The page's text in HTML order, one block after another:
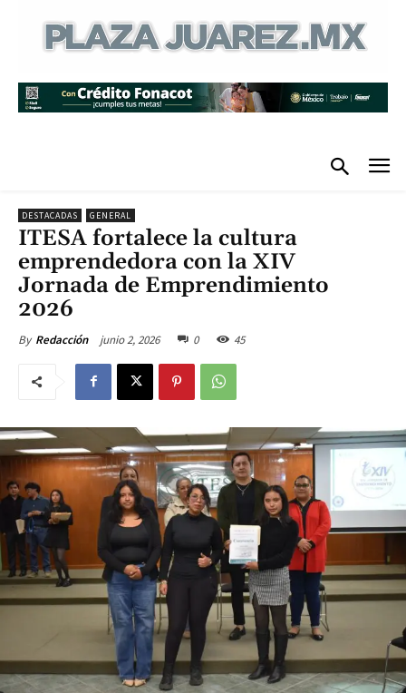
DESTACADAS GENERAL
ITESA fortalece la cultura
emprendedora con la XIV
Jornada de Emprendimiento
2026
By Redacción junio 2, 2026 0 45